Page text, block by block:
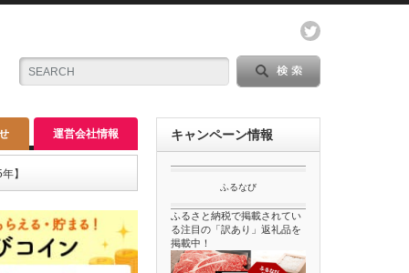
運営会社情報
】
キャンペーン情報
ふるなび
ふるさと納税で掲載されてい
る注目の「訳あり」返礼品を
掲載中！